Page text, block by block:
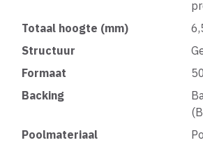
Totaal hoogte (mm)
Structuur
Formaat
Backing
Poolmateriaal